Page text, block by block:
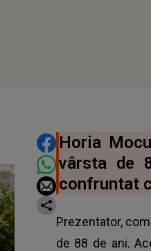
DISTRIBUIE
Horia
vârsta de
confruntat
Prezentator,
de 88 de ani.